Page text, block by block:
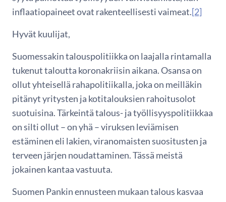
inflaatiopaineet ovat rakenteellisesti vaimeat.[2]
Hyvät kuulijat,
Suomessakin talouspolitiikka on laajalla rintamalla
tukenut taloutta koronakriisin aikana. Osansa on
ollut yhteisellä rahapolitiikalla, joka on meilläkin
pitänyt yritysten ja kotitalouksien rahoitusolot
suotuisina. Tärkeintä talous- ja työllisyyspolitiikkaa
on silti ollut – on yhä – viruksen leviämisen
estäminen eli lakien, viranomaisten suositusten ja
terveen järjen noudattaminen. Tässä meistä
jokainen kantaa vastuuta.
Suomen Pankin ennusteen mukaan talous kasvaa